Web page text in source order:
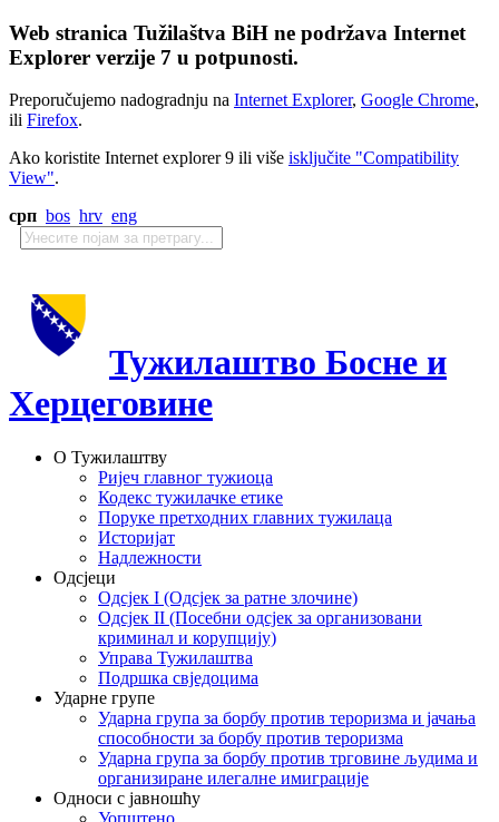
Web stranica Tužilaštva BiH ne podržava Internet
Explorer verzije 7 u potpunosti.
Preporučujemo nadogradnju na Internet Explorer, Google Chrome,
ili Firefox.
Ako koristite Internet explorer 9 ili više isključite "Compatibility
View".
срп bos hrv eng
Тужилаштво Босне и
Херцеговине
О Тужилаштву
Ријеч главног тужиоца
Кодекс тужилачке етике
Поруке претходних главних тужилаца
Историјат
Надлежности
Одсјеци
Одсјек I (Одсјек за ратне злочине)
Одсјек II (Посебни одсјек за организовани
криминал и корупцију)
Управа Тужилаштва
Подршка свједоцима
Ударне групе
Ударна група за борбу против тероризма и јачања
способности за борбу против тероризма
Ударна група за борбу против трговине људима и
организиране илегалне имиграције
Односи с јавношћу